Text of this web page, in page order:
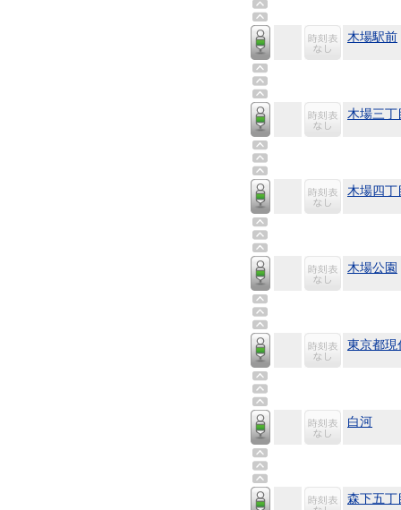
木場駅前
木場三丁
木場四丁
木場公園
東京都現
白河
森下五丁